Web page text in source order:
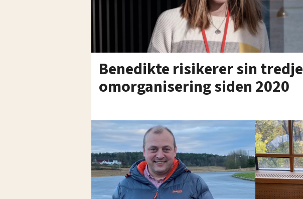
Benedikte risikerer sin tredje
omorganisering siden 2020